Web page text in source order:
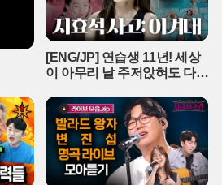
염과 더불어 지속되는 외식 물가 상승이
화하고 있다고 분석한다. 냉면 한 그릇 가
에서, 합리적인 가격에 유명 맛집의 맛을
자들에게 매력적인 대안이 되고 있다. 이
이후에도 고착화된 소비 습관으로 남을
대응할 것으로 보인다.
[ENG/JP] 연습생 11년! 세상
이 아무리 날 주저앉혀도 다시
적 사고 | 아주 사적인 미술관
EP. 06 / 14F